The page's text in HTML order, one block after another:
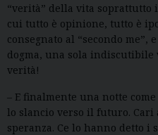
“verità” della vita soprattutto
cui tutto è opinione, tutto è
consegnato al “secondo me”,
dogma, una sola indiscutibile
verità!
– E finalmente una notte
lo slancio verso il futuro. Cari
speranza. Ce lo hanno detto